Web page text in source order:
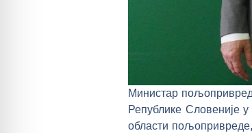
Министар
Републике Словеније
области